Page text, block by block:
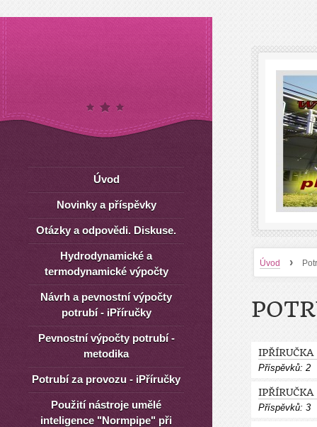
Úvod ›
Příspěvků: 2
Příspěvků: 3
Úvod
Novinky a příspěvky
Otázky a odpovědi. Diskuse.
Hydrodynamické a
termodynamické výpočty
Návrh a pevnostní výpočty
potrubí - iPříručky
Pevnostní výpočty potrubí -
metodika
Potrubí za provozu - iPříručky
Použití nástroje umělé
inteligence "Normpipe" při